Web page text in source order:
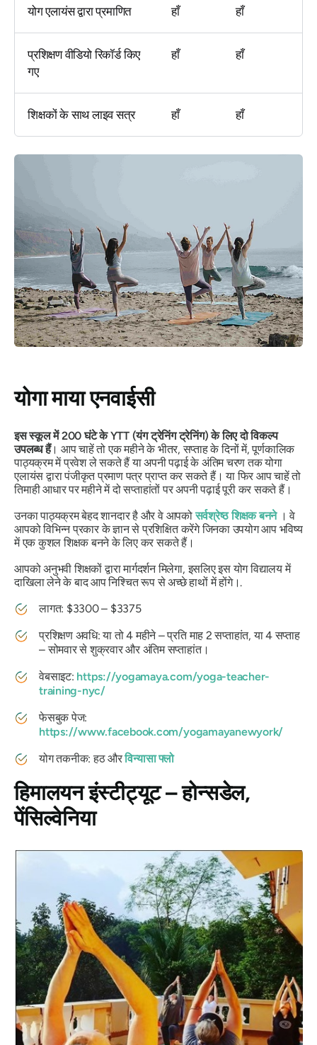
योग एलायंस द्वारा प्रमाणित हाँ हाँ
प्रशिक्षण वीडियो रिकॉर्ड किए
गए
हाँ हाँ
शिक्षकों के साथ लाइव सत्र हाँ हाँ
योगा माया एनवाईसी
इस स्कूल में 200 घंटे के YTT (यंग ट्रेनिंग ट्रेनिंग) के लिए दो विकल्प
उपलब्ध हैं। आप चाहें तो एक महीने के भीतर, सप्ताह के दिनों में, पूर्णकालिक
पाठ्यक्रम में प्रवेश ले सकते हैं या अपनी पढ़ाई के अंतिम चरण तक योगा
एलायंस द्वारा पंजीकृत प्रमाण पत्र प्राप्त कर सकते हैं। या फिर आप चाहें तो
तिमाही आधार पर महीने में दो सप्ताहांतों पर अपनी पढ़ाई पूरी कर सकते हैं।
उनका पाठ्यक्रम बेहद शानदार है और वे आपकोसर्वश्रेष्ठ शिक्षक बनने। वे
आपको विभिन्न प्रकार के ज्ञान से प्रशिक्षित करेंगे जिनका उपयोग आप भविष्य
में एक कुशल शिक्षक बनने के लिए कर सकते हैं।
आपको अनुभवी शिक्षकों द्वारा मार्गदर्शन मिलेगा, इसलिए इस योग विद्यालय में
दाखिला लेने के बाद आप निश्चित रूप से अच्छे हाथों में होंगे।.
लागत: $3300 – $3375
प्रशिक्षण अवधि: या तो 4 महीने – प्रति माह 2 सप्ताहांत, या 4 सप्ताह
– सोमवार से शुक्रवार और अंतिम सप्ताहांत।
वेबसाइट: https://yogamaya.com/yoga-teacher-
training-nyc/
फेसबुक पेज:
https://www.facebook.com/yogamayanewyork/
योग तकनीक: हठ औरविन्यासा फ्लो
हिमालयन इंस्टीट्यूट – होन्सडेल,
पेंसिल्वेनिया